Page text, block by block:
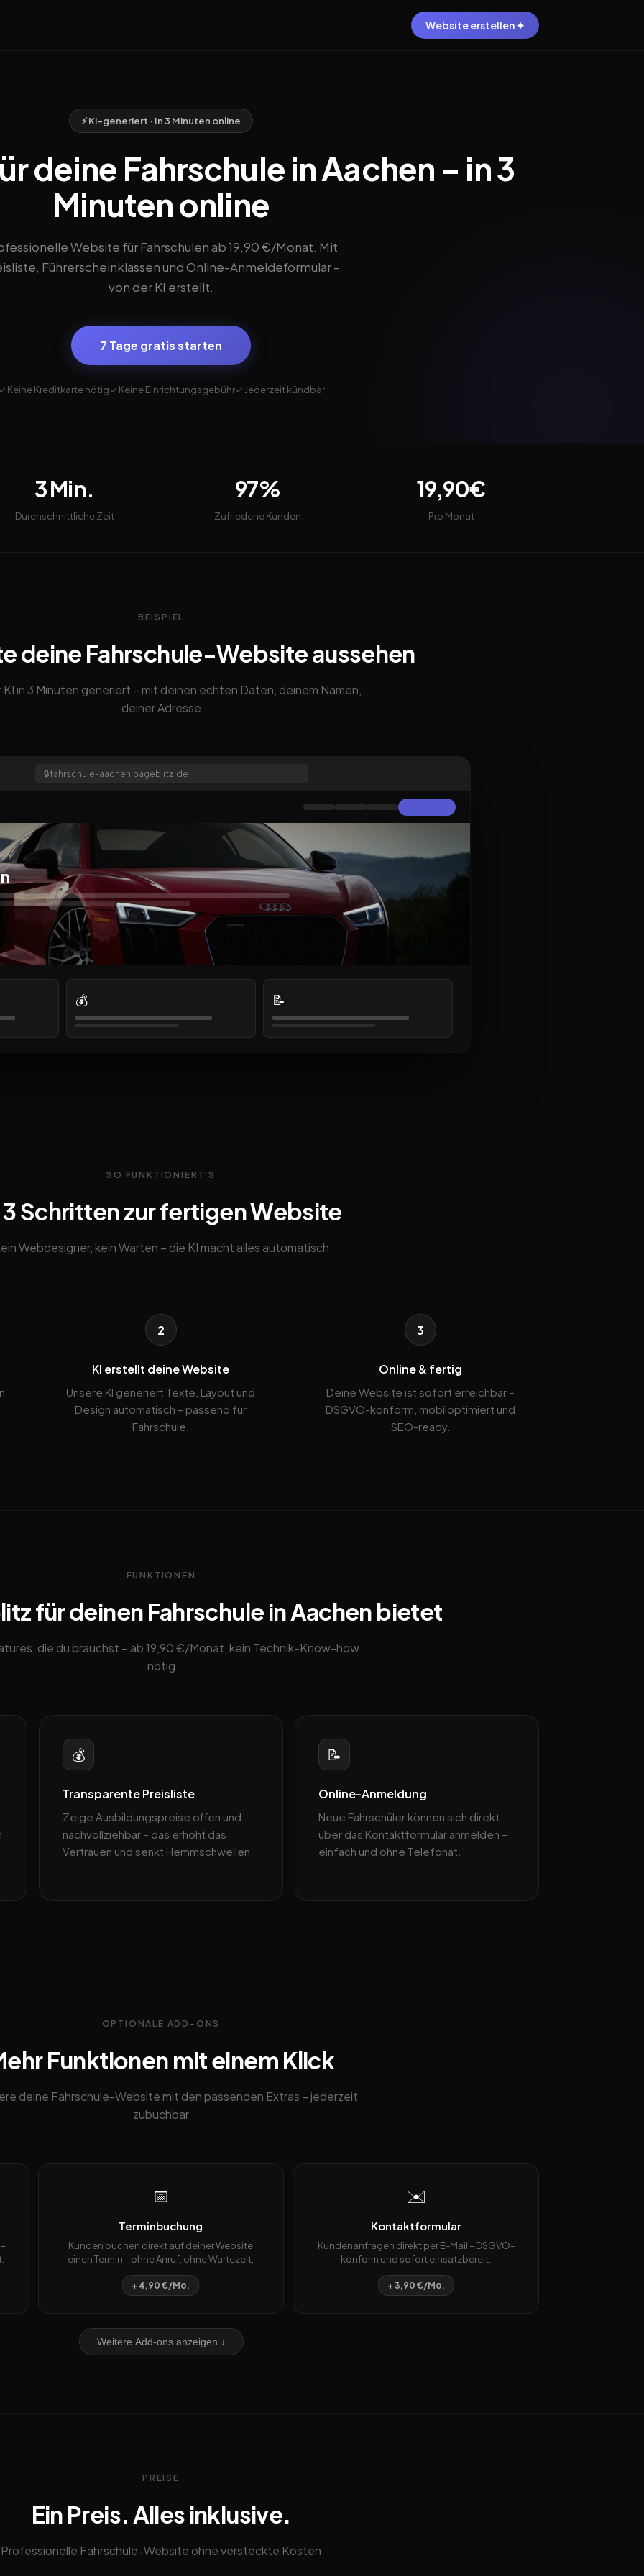
Website erstellen ✦
⚡ KI-generiert · In 3 Minuten online
deine Fahrschule in Aachen – in 3
Minuten online
Website für Fahrschulen ab 19,90 €/Monat. Mit
Führerscheinklassen und Online-Anmeldeformular –
von der KI erstellt.
7 Tage gratis starten
Keine Kreditkarte nötig✓ Keine Einrichtungsgebühr✓ Jederzeit kündbar
3 Min.
Durchschnittliche Zeit
97%
Zufriedene Kunden
19,90€
Pro Monat
BEISPIEL
deine Fahrschule-Website aussehen
KI in 3 Minuten generiert – mit deinen echten Daten, deinem Namen,
deiner Adresse
🔒fahrschule-aachen.pageblitz.de
💰 📝
SO FUNKTIONIERT'S
3 Schritten zur fertigen Website
Webdesigner, kein Warten – die KI macht alles automatisch
2
KI erstellt deine Website
Unsere KI generiert Texte, Layout und
Design automatisch – passend für
Fahrschule.
3
Online & fertig
Deine Website ist sofort erreichbar –
DSGVO-konform, mobiloptimiert und
SEO-ready.
FUNKTIONEN
für deinen Fahrschule in Aachen bietet
die du brauchst – ab 19,90 €/Monat, kein Technik-Know-how
nötig
💰
Transparente Preisliste
Zeige Ausbildungspreise offen und
nachvollziehbar – das erhöht das
Vertrauen und senkt Hemmschwellen.
📝
Online-Anmeldung
Neue Fahrschüler können sich direkt
über das Kontaktformular anmelden –
einfach und ohne Telefonat.
OPTIONALE ADD-ONS
Funktionen mit einem Klick
deine Fahrschule-Website mit den passenden Extras – jederzeit
zubuchbar
📅
Terminbuchung
Kunden buchen direkt auf deiner Website
einen Termin – ohne Anruf, ohne Wartezeit.
+ 4,90 €/Mo.
✉️
Kontaktformular
Kundenanfragen direkt per E-Mail – DSGVO-
konform und sofort einsatzbereit.
+ 3,90 €/Mo.
Weitere Add-ons anzeigen ↓
PREISE
Ein Preis. Alles inklusive.
Professionelle Fahrschule-Website ohne versteckte Kosten